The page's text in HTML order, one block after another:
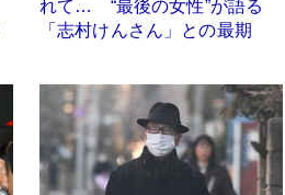
れて… “最後の女性”が語る
「志村けんさん」との最期